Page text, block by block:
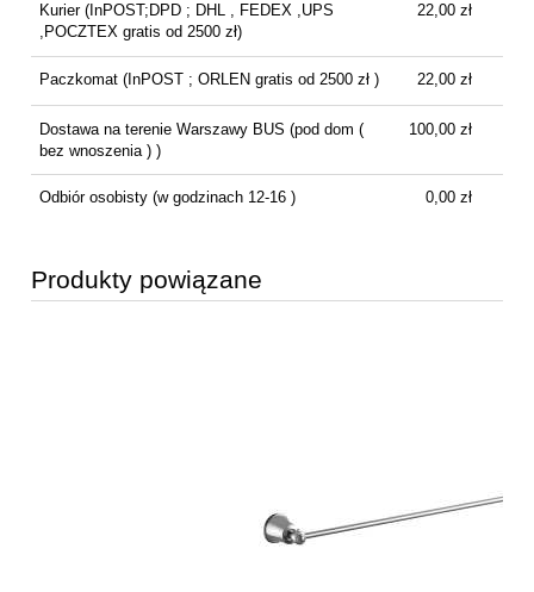
Kurier (InPOST;DPD ; DHL , FEDEX ,UPS
,POCZTEX gratis od 2500 zł)
22,00 zł
Paczkomat (InPOST ; ORLEN gratis od 2500 zł ) 22,00 zł
Dostawa na terenie Warszawy BUS (pod dom (
bez wnoszenia ) )
100,00 zł
Odbiór osobisty(w godzinach 12-16 ) 0,00 zł
Produkty powiązane